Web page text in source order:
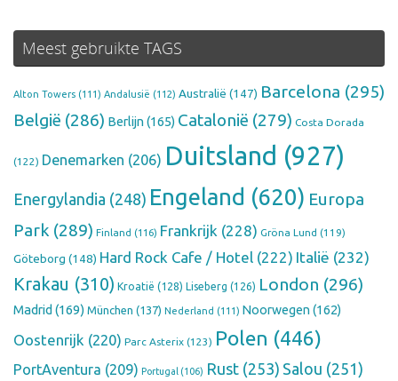
Meest gebruikte TAGS
Alton Towers (111) Andalusië (112) Australië (147) Barcelona (295)
België (286) Berlijn(165) Catalonië (279) Costa Dorada
(122) Denemarken (206) Duitsland (927)
Energylandia (248) Engeland (620) Europa
Park (289) Finland (116) Frankrijk (228) Gröna Lund (119)
Göteborg (148) Hard Rock Cafe / Hotel (222) Italië (232)
Krakau (310) Kroatië (128) Liseberg (126) London (296)
Madrid (169) München (137) Nederland (111) Noorwegen (162)
Oostenrijk (220) Parc Asterix (123) Polen (446)
PortAventura (209) Portugal (106) Rust (253) Salou (251)